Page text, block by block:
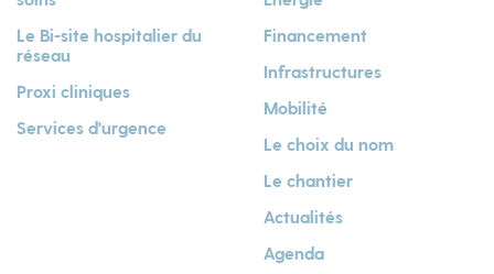
Le Bi-site hospitalier du
réseau
Proxi cliniques
Services d'urgence
Financement
Infrastructures
Mobilité
Le choix du nom
Le chantier
Actualités
Agenda